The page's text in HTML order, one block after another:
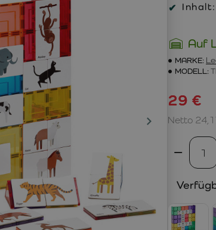
Inhalt:
Auf
MARKE:
MODELL:
29 €
Netto